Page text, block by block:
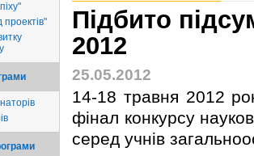
Підбито
2012
25.05.2012
14-18 травня 2012
фінал конкурсу
серед учнів